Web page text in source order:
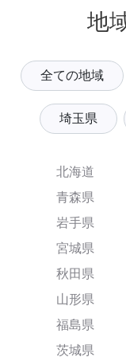
地
全ての地域
埼玉県
北海道
青森県
岩手県
宮城県
秋田県
山形県
福島県
茨城県